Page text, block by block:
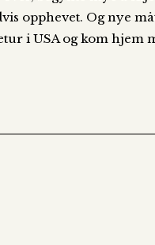
opphevet. Og nye
i USA og kom